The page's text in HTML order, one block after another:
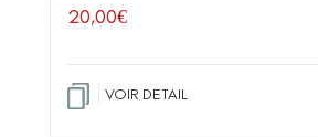
20,00€
VOIR DETAIL